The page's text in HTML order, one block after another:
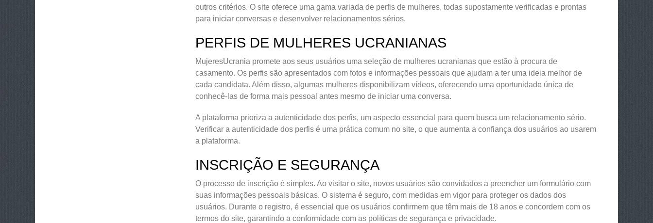
outros critérios. O site oferece uma gama variada de perfis de mulheres, todas supostamente verificadas e prontas
para iniciar conversas e desenvolver relacionamentos sérios.
PERFIS DE MULHERES UCRANIANAS
MujeresUcrania promete aos seus usuários uma seleção de mulheres ucranianas que estão à procura de
casamento. Os perfis são apresentados com fotos e informações pessoais que ajudam a ter uma ideia melhor de
cada candidata. Além disso, algumas mulheres disponibilizam vídeos, oferecendo uma oportunidade única de
conhecê-las de forma mais pessoal antes mesmo de iniciar uma conversa.
A plataforma prioriza a autenticidade dos perfis, um aspecto essencial para quem busca um relacionamento sério.
Verificar a autenticidade dos perfis é uma prática comum no site, o que aumenta a confiança dos usuários ao usarem
a plataforma.
INSCRIÇÃO E SEGURANÇA
O processo de inscrição é simples. Ao visitar o site, novos usuários são convidados a preencher um formulário com
suas informações pessoais básicas. O sistema é seguro, com medidas em vigor para proteger os dados dos
usuários. Durante o registro, é essencial que os usuários confirmem que têm mais de 18 anos e concordem com os
termos do site, garantindo a conformidade com as políticas de segurança e privacidade.